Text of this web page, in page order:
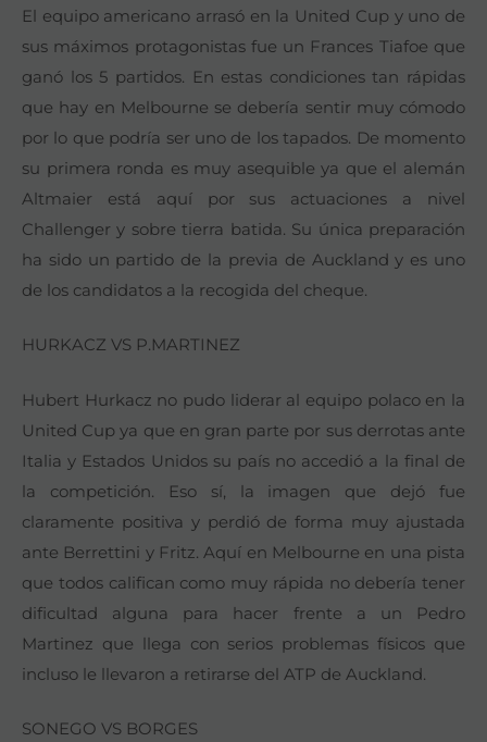
El equipo americano arrasó en la United Cup y uno de
sus máximos protagonistas fue un Frances Tiafoe que
ganó los 5 partidos. En estas condiciones tan rápidas
que hay en Melbourne se debería sentir muy cómodo
por lo que podría ser uno de los tapados. De momento
su primera ronda es muy asequible ya que el alemán
Altmaier está aquí por sus actuaciones a nivel
Challenger y sobre tierra batida. Su única preparación
ha sido un partido de la previa de Auckland y es uno
de los candidatos a la recogida del cheque.
HURKACZ VS P.MARTINEZ
Hubert Hurkacz no pudo liderar al equipo polaco en la
United Cup ya que en gran parte por sus derrotas ante
Italia y Estados Unidos su país no accedió a la final de
la competición. Eso sí, la imagen que dejó fue
claramente positiva y perdió de forma muy ajustada
ante Berrettini y Fritz. Aquí en Melbourne en una pista
que todos califican como muy rápida no debería tener
dificultad alguna para hacer frente a un Pedro
Martinez que llega con serios problemas físicos que
incluso le llevaron a retirarse del ATP de Auckland.
SONEGO VS BORGES